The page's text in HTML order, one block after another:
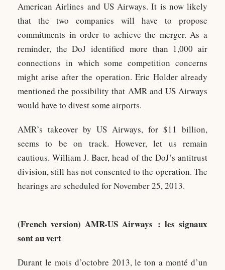
American Airlines and US Airways. It is now likely
that the two companies will have to propose
commitments in order to achieve the merger. As a
reminder, the DoJ identified more than 1,000 air
connections in which some competition concerns
might arise after the operation. Eric Holder already
mentioned the possibility that AMR and US Airways
would have to divest some airports.
AMR’s takeover by US Airways, for $11 billion,
seems to be on track. However, let us remain
cautious. William J. Baer, head of the DoJ’s antitrust
division, still has not consented to the operation. The
hearings are scheduled for November 25, 2013.
(French version) AMR-US Airways : les signaux
sont au vert
Durant le mois d’octobre 2013, le ton a monté d’un